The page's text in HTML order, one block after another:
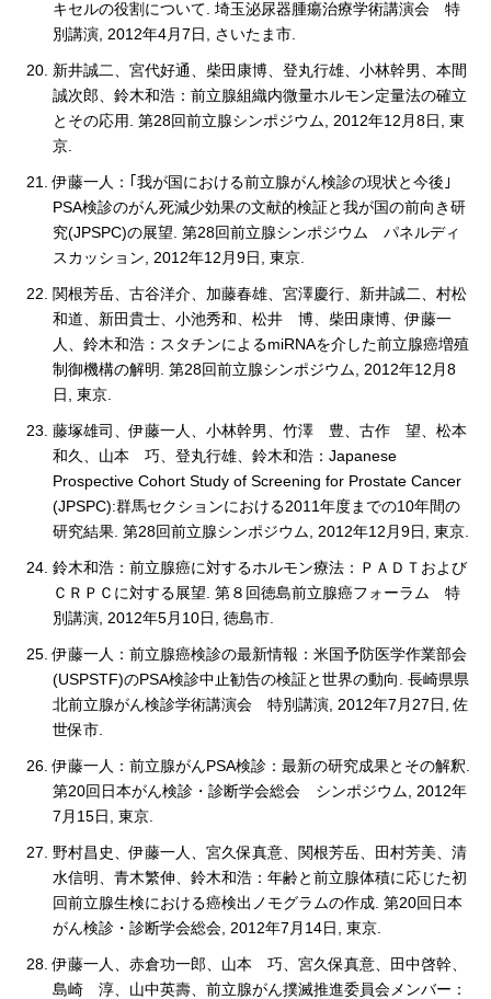
キセルの役割について. 埼玉泌尿器腫瘍治療学術講演会 特
別講演, 2012年4月7日, さいたま市.
新井誠二、宮代好通、柴田康博、登丸行雄、小林幹男、本間
誠次郎、鈴木和浩：前立腺組織内微量ホルモン定量法の確立
とその応用. 第28回前立腺シンポジウム, 2012年12月8日, 東
京.
伊藤一人：｢我が国における前立腺がん検診の現状と今後｣
PSA検診のがん死減少効果の文献的検証と我が国の前向き研
究(JPSPC)の展望. 第28回前立腺シンポジウム パネルディ
スカッション, 2012年12月9日, 東京.
関根芳岳、古谷洋介、加藤春雄、宮澤慶行、新井誠二、村松
和道、新田貴士、小池秀和、松井 博、柴田康博、伊藤一
人、鈴木和浩：スタチンによるmiRNAを介した前立腺癌増殖
制御機構の解明. 第28回前立腺シンポジウム, 2012年12月8
日, 東京.
藤塚雄司、伊藤一人、小林幹男、竹澤 豊、古作 望、松本
和久、山本 巧、登丸行雄、鈴木和浩：Japanese
Prospective Cohort Study of Screening for Prostate Cancer
(JPSPC):群馬セクションにおける2011年度までの10年間の
研究結果. 第28回前立腺シンポジウム, 2012年12月9日, 東京.
鈴木和浩：前立腺癌に対するホルモン療法：ＰＡＤＴおよび
ＣＲＰＣに対する展望. 第８回徳島前立腺癌フォーラム 特
別講演, 2012年5月10日, 徳島市.
伊藤一人：前立腺癌検診の最新情報：米国予防医学作業部会
(USPSTF)のPSA検診中止勧告の検証と世界の動向. 長崎県県
北前立腺がん検診学術講演会 特別講演, 2012年7月27日, 佐
世保市.
伊藤一人：前立腺がんPSA検診：最新の研究成果とその解釈.
第20回日本がん検診・診断学会総会 シンポジウム, 2012年
7月15日, 東京.
野村昌史、伊藤一人、宮久保真意、関根芳岳、田村芳美、清
水信明、青木繁伸、鈴木和浩：年齢と前立腺体積に応じた初
回前立腺生検における癌検出ノモグラムの作成. 第20回日本
がん検診・診断学会総会, 2012年7月14日, 東京.
伊藤一人、赤倉功一郎、山本 巧、宮久保真意、田中啓幹、
島崎 淳、山中英壽、前立腺がん撲滅推進委員会メンバー：